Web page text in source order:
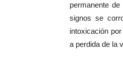
permanente
signos se
intoxicación
a perdida de la